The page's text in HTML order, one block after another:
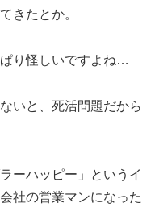
きたとか。
り怪しいですよね…
いと、死活問題だから
ーハッピー」というイ
社の営業マンになった